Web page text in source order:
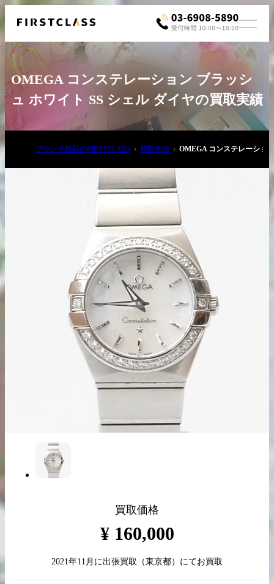
03-6908-5890
出張買取の
お申込み
宅配買取の
お申込み
OMEGA コンステレーション ブラッシ
ュ ホワイト SS シェル ダイヤの買取実績
ブランド買取のFIRSTCLASS 買取実績 OMEGA コンステレーショ
買取価格
¥ 160,000
2021年11月 に出張買取 （東京都）にてお買取